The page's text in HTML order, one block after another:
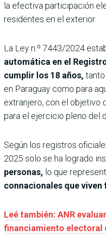
la efectiva participación
residentes en el exterior.
La Ley n.º 7443/2024
automática en el
cumplir los 18 años,
en Paraguay como para
extranjero, con el objetivo
para el ejercicio pleno del
Según los registros
2025 solo se ha logrado
personas, lo que
connacionales que viven
Leé también: ANR
financiamiento electoral